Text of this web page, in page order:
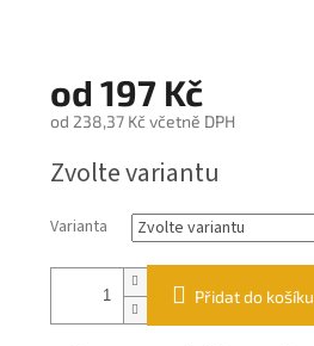
od 197 Kč
od 238,37 Kčvčetně DPH
cena:
Zvolte variantu
Varianta
Přidat do košíku